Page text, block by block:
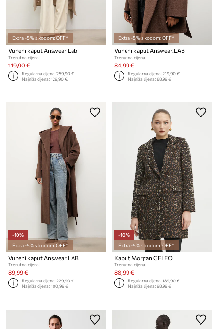
Extra -5% s kodom: OFF*
Vuneni kaput Answear Lab
Trenutna cijena:
119,90 €
Regularna cijena:259,90 €
Najniža cijena:129,90 €
Extra -5% s kodom: OFF*
Vuneni kaput Answear.LAB
Trenutna cijena:
84,99 €
Regularna cijena:219,90 €
Najniža cijena:88,99 €
-10%
Extra -5% s kodom: OFF*
Vuneni kaput Answear.LAB
Trenutna cijena:
89,99 €
Regularna cijena:229,90 €
Najniža cijena:100,99 €
-10%
Extra -5% s kodom: OFF*
Kaput Morgan GELEO
Trenutna cijena:
88,99 €
Regularna cijena:189,90 €
Najniža cijena:98,99 €